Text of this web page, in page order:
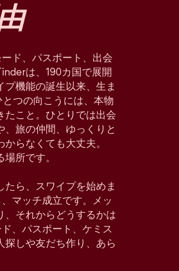
ド、パスポート、出会
は、190カ国で展開
機能の誕生以来、生ま
つの向こうには、本物
こと。ひとりでは出会
旅の仲間、ゆっくりと
らなくても大丈夫。
所です。
ら、スワイプを始めま
マッチ成立です。メッ
、それからどうするかは
、パスポート、ケミス
しや友だち作り、あら